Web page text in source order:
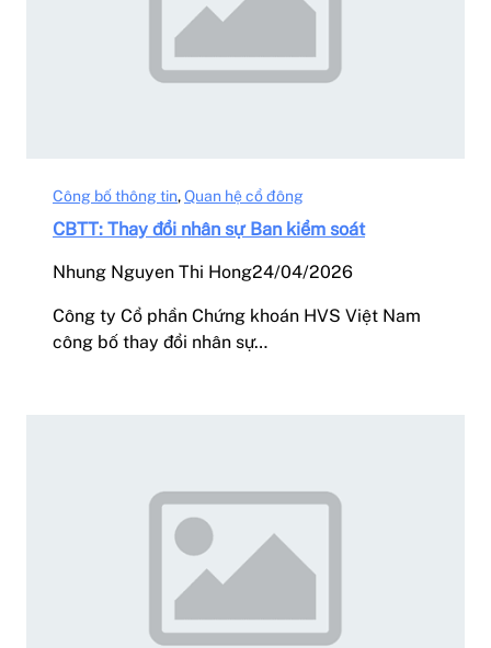
Công bố thông tin, Quan hệ cổ đông
CBTT: Thay đổi nhân sự Ban kiểm soát
Nhung Nguyen Thi Hong24/04/2026
Công ty Cổ phần Chứng khoán HVS Việt Nam
công bố thay đổi nhân sự…